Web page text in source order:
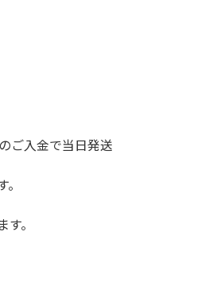
ご入金で当日発送
。